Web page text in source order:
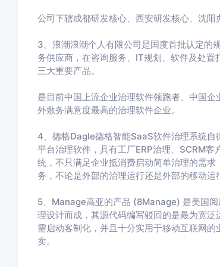
公司下辖成都研发核心、西安研发核心、沈阳
3、浪潮浪潮个人有限公司是国度首批认定的
务供应商，在咨询服务、IT规划、软件及处
三大重要产品。
是目前中国上流企业治理软件领跑者、中国
外敷务满意度最高的治理软件企业。
4、德格Dagle德格智能SaaS软件治理系统
平台治理软件，具有工厂ERP治理、SCRM
统，不只满足企业抵消费启动简单治理的需
务，不论是外部的治理运行还是外部的移动运
5、Manage高亚的产品 (8Manage) 是美国
理设计而成，其源代码编写驳回的是最为宽
需启动客制化，并且十分实用于移动互联网
卖。